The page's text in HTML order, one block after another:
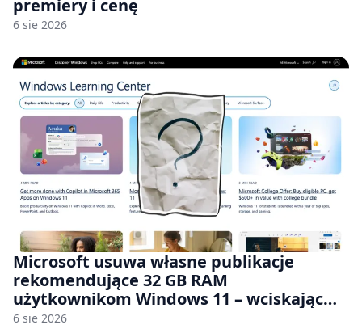
premiery i cenę
6 sie 2026
Microsoft usuwa własne publikacje
rekomendujące 32 GB RAM
użytkownikom Windows 11 – wciskając
nam przy tym komputery z 8 GB RAM po
6 sie 2026